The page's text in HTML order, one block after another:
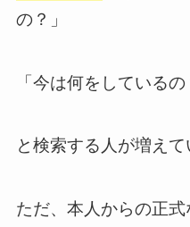
の？」
「今は何をしているの
と検索する人が増えて
ただ、本人からの正